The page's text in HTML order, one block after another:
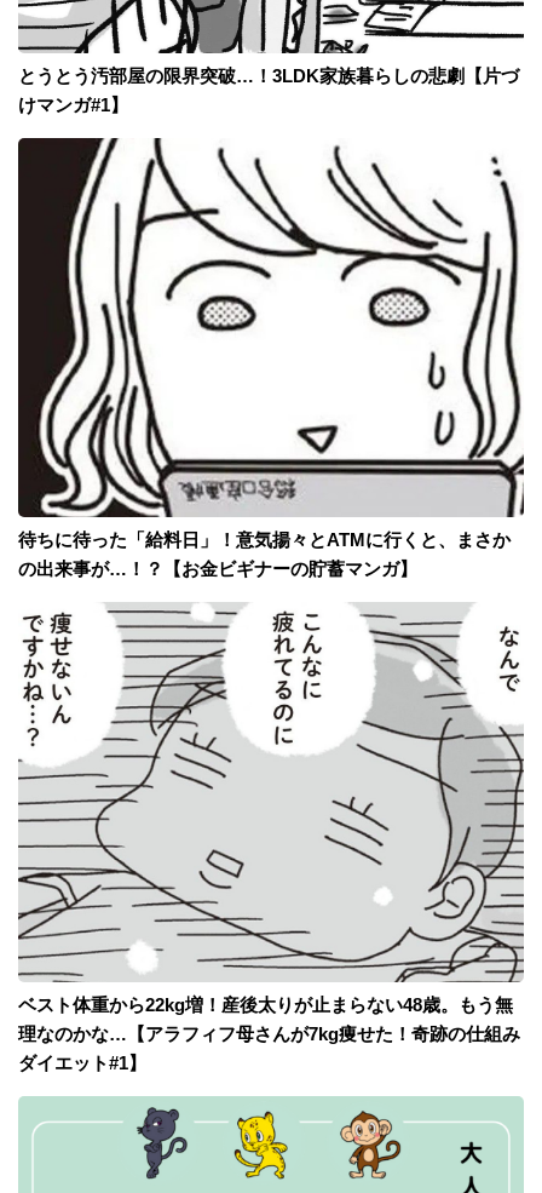
とうとう汚部屋の限界突破…！3LDK家族暮らしの悲劇【片づ
けマンガ#1】
待ちに待った「給料日」！意気揚々とATMに行くと、まさか
の出来事が…！？【お金ビギナーの貯蓄マンガ】
ベスト体重から22kg増！産後太りが止まらない48歳。もう無
理なのかな…【アラフィフ母さんが7kg痩せた！奇跡の仕組み
ダイエット#1】